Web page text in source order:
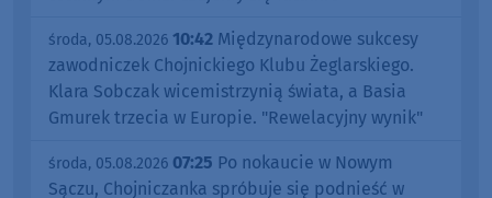
środa, 05.08.2026 10:42 Międzynarodowe sukcesy
zawodniczek Chojnickiego Klubu Żeglarskiego.
Klara Sobczak wicemistrzynią świata, a Basia
Gmurek trzecia w Europie. "Rewelacyjny wynik"
środa, 05.08.2026 07:25 Po nokaucie w Nowym
Sączu, Chojniczanka spróbuje się podnieść w